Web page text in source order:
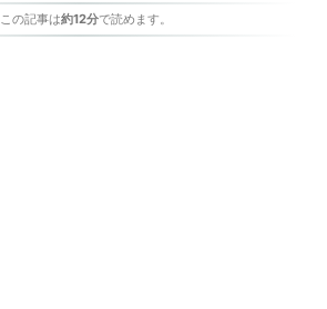
この記事は約12分で読めます。